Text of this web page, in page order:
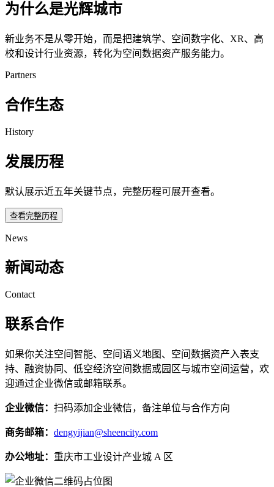
为什么是光辉城市
新业务不是从零开始，而是把建筑学、空间数字化、XR、高
校和设计行业资源，转化为空间数据资产服务能力。
Partners
合作生态
History
发展历程
默认展示近五年关键节点，完整历程可展开查看。
查看完整历程
News
新闻动态
Contact
联系合作
如果你关注空间智能、空间语义地图、空间数据资产入表支
持、融资协同、低空经济空间数据或园区与城市空间运营，欢
迎通过企业微信或邮箱联系。
企业微信： 扫码添加企业微信，备注单位与合作方向
商务邮箱： dengyijian@sheencity.com
办公地址： 重庆市工业设计产业城 A 区